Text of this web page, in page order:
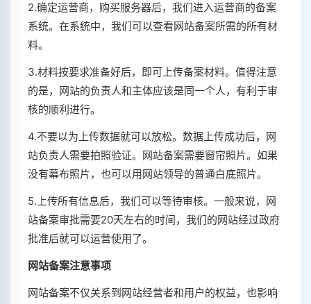
2.确定运营商，购买服务器后，我们进入运营商的备案
系统。在系统中，我们可以查看网站备案所需的所有材
料。
3.材料按要求准备好后，即可上传备案材料。值得注意
的是，网站的负责人和主体应该是同一个人，有利于审
核的顺利进行。
4.不要以为上传数据就可以放松。数据上传成功后，网
站负责人需要拍照验证。网站备案需要窗帘照片。如果
没有幕布照片，也可以用网站领导的普通白底照片。
5.上传所有信息后，我们可以等待审核。一般来说，网
站备案审批需要20天左右的时间，我们的网站经过政府
批准后就可以运营使用了。
网站备案注意事项
网站备案不仅关系到网站经营者和用户的权益，也影响